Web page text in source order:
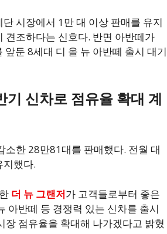
시장에서 1만 대 이상 판매를 유지
견조하다는 신호다. 반면 아반떼가
둔 8세대 디 올 뉴 아반떼 출시 대기
신차로 점유율 확대 계
소한 28만81대를 판매했다. 전월 대
지했다.
더 뉴 그랜저가 고객들로부터 좋은
아반떼 등 경쟁력 있는 신차를 출시
점유율을 확대해 나가겠다고 밝혔